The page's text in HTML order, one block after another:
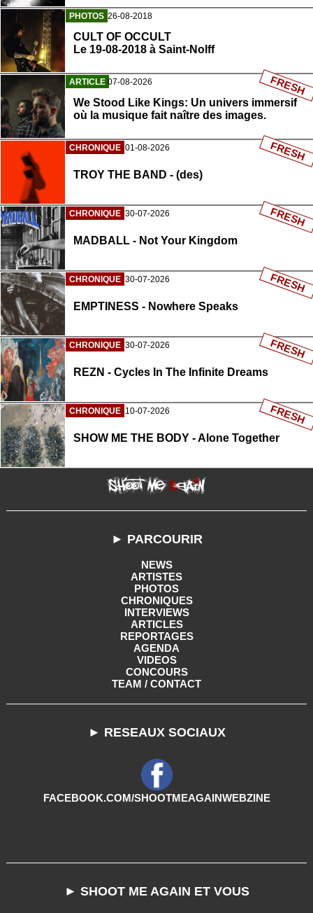
PHOTOS 26-08-2018
CULT OF OCCULT
Le 19-08-2018 à Saint-Nolff
ARTICLE 07-08-2026
We Stood Like Kings: Un univers immersif
où la musique fait naître des images.
FRESH
CHRONIQUE 01-08-2026
TROY THE BAND - (des)
FRESH
CHRONIQUE 30-07-2026
MADBALL - Not Your Kingdom
FRESH
CHRONIQUE 30-07-2026
EMPTINESS - Nowhere Speaks
FRESH
CHRONIQUE 30-07-2026
REZN - Cycles In The Infinite Dreams
FRESH
CHRONIQUE 10-07-2026
SHOW ME THE BODY - Alone Together
FRESH
► PARCOURIR
NEWS
ARTISTES
PHOTOS
CHRONIQUES
INTERVIEWS
ARTICLES
REPORTAGES
AGENDA
VIDEOS
CONCOURS
TEAM / CONTACT
► RESEAUX SOCIAUX
FACEBOOK.COM/SHOOTMEAGAINWEBZINE
► SHOOT ME AGAIN ET VOUS